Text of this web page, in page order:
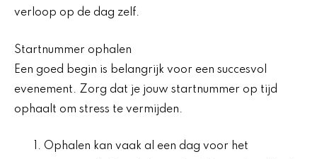
verloop op de dag zelf.
Startnummer ophalen
Een goed begin is belangrijk voor een succesvol
evenement. Zorg dat je jouw startnummer op tijd
ophaalt om stress te vermijden.
Ophalen kan vaak al een dag voor het